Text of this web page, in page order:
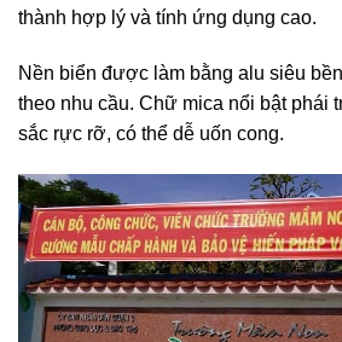
thành hợp lý và tính ứng dụng cao.
Nền biển được làm bằng alu siêu
theo nhu cầu. Chữ mica nổi bật phái
sắc rực rỡ, có thể dễ uốn cong.